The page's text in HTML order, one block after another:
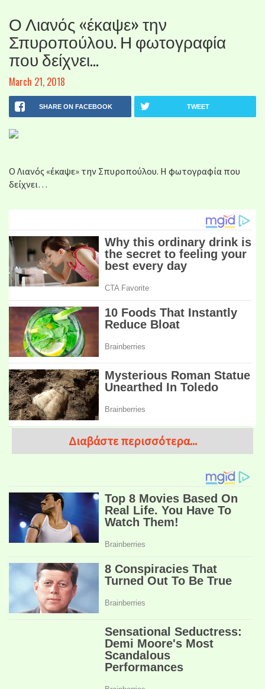
Ο Λιανός «έκαψε» την
Σπυροπούλου. Η φωτογραφία
που δείχνει…
March 21, 2018
SHARE ON FACEBOOK TWEET
Ο Λιανός «έκαψε» την Σπυροπούλου. Η φωτογραφία που
δείχνει…
Διαβάστε περισσότερα...